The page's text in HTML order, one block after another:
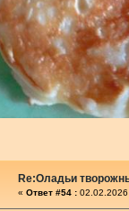
Re:Оладьи
« Ответ #54 :